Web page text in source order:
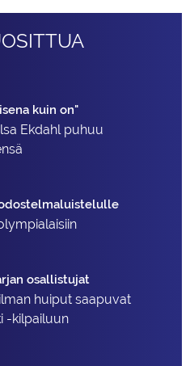
kuin on"
Ekdahl puhuu
osallistujat
huiput saapuvat
-kilpailuun